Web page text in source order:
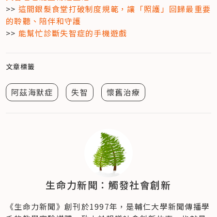
>> 這間銀髮食堂打破制度規範，讓「照護」回歸最重要
的聆聽、陪伴和守護
>> 能幫忙診斷失智症的手機遊戲
文章標籤
阿茲海默症 失智 懷舊治療
生命力新聞：觸發社會創新
《生命力新聞》創刊於1997年，是輔仁大學新聞傳播學